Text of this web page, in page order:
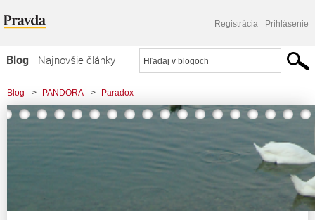
Registrácia Prihlásenie
Blog
Najnovšie články
Najčítanejšie články
Najkomentovanejšie články
Zoznam blogov
Blog > PANDORA > Paradox